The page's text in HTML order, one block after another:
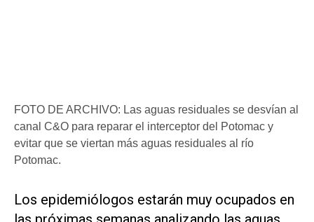
FOTO DE ARCHIVO: Las aguas residuales se desvían al
canal C&O para reparar el interceptor del Potomac y
evitar que se viertan más aguas residuales al río
Potomac.
Los epidemiólogos estarán ​muy ocupados en